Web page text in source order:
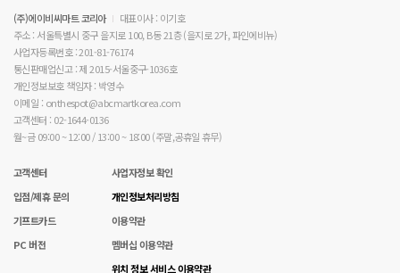
(주)에이비씨마트 코리아
대표이사 : 이기호
주소 : 서울특별시 중구 을지로 100, B동 21층 (을지로 2가, 파인에비뉴)
사업자등록번호 : 201-81-76174
통신판매업신고 : 제 2015-서울중구-1036호
개인정보보호 책임자 : 박영수
이메일 : onthespot@abcmartkorea.com
고객센터 : 02-1644-0136
월~금 09:00 ~ 12:00 / 13:00 ~ 18:00 (주말,공휴일 휴무)
고객센터
입점/제휴 문의
기프트카드
PC 버전
사업자정보 확인
개인정보처리방침
이용약관
멤버십 이용약관
위치 정보 서비스 이용약관